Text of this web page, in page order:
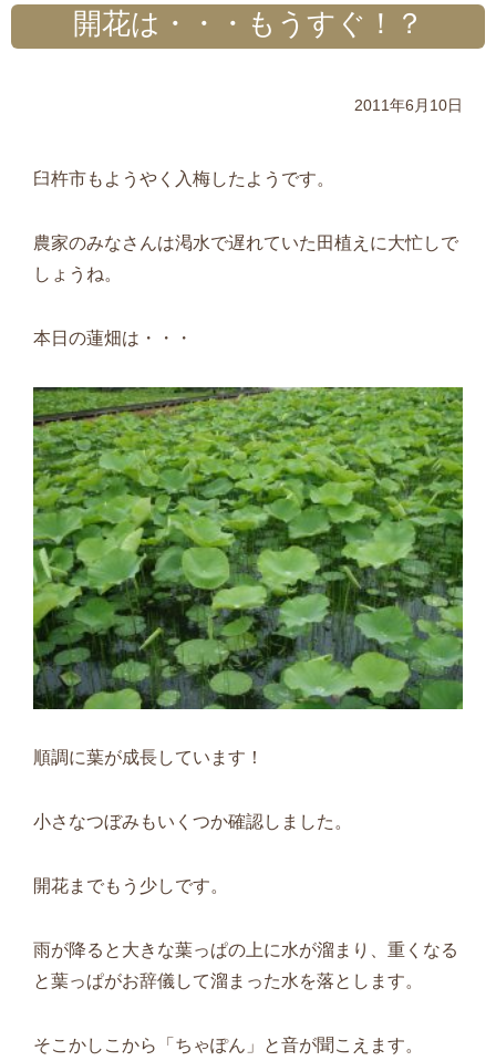
開花は・・・もうすぐ！？
2011年6月10日
臼杵市もようやく入梅したようです。
農家のみなさんは渇水で遅れていた田植えに大忙しで
しょうね。
本日の蓮畑は・・・
順調に葉が成長しています！
小さなつぼみもいくつか確認しました。
開花までもう少しです。
雨が降ると大きな葉っぱの上に水が溜まり、重くなる
と葉っぱがお辞儀して溜まった水を落とします。
そこかしこから「ちゃぽん」と音が聞こえます。